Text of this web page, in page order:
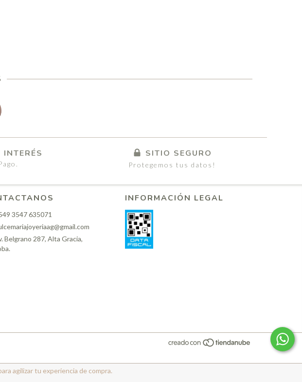
agilizar tu experiencia de compra.
SITIO SEGURO
Protegemos tus datos!
3547 635071
Belgrano 287, Alta Gracia,
INFORMACIÓN LEGAL